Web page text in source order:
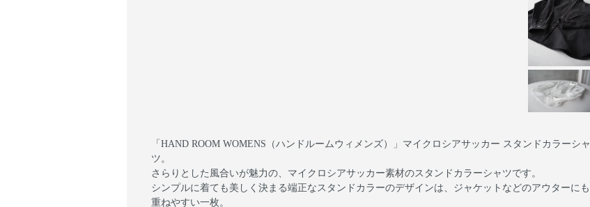
「HAND ROOM WOMENS（ハンドルームウィメンズ）」マイクロシアサッカー スタンドカラーシャ
ツ。
さらりとした風合いが魅力の、マイクロシアサッカー素材のスタンドカラーシャツです。
シンプルに着ても美しく決まる端正なスタンドカラーのデザインは、ジャケットなどのアウターにも
重ねやすい一枚。